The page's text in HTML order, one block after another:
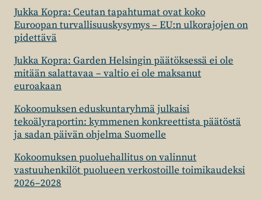
Jukka Kopra: Ceutan tapahtumat ovat koko
Euroopan turvallisuuskysymys – EU:n ulkorajojen on
pidettävä
Jukka Kopra: Garden Helsingin päätöksessä ei ole
mitään salattavaa – valtio ei ole maksanut
euroakaan
Kokoomuksen eduskuntaryhmä julkaisi
tekoälyraportin: kymmenen konkreettista päätöstä
ja sadan päivän ohjelma Suomelle
Kokoomuksen puoluehallitus on valinnut
vastuuhenkilöt puolueen verkostoille toimikaudeksi
2026–2028